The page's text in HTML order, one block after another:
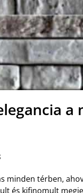
a
minden térben,
és kifinomult